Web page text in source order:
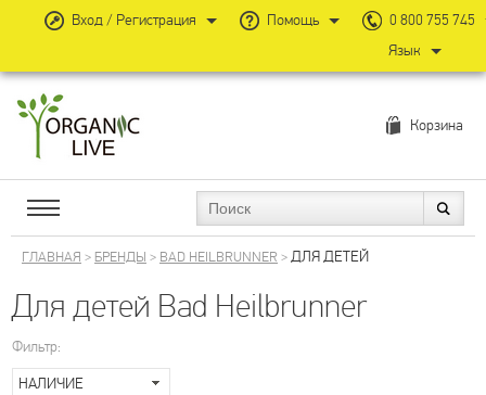
Корзина
ГЛАВНАЯ > БРЕНДЫ > BAD HEILBRUNNER >ДЛЯ ДЕТЕЙ
Для детей Bad Heilbrunner
Фильтр:
НАЛИЧИЕ
Вход / Регистрация Помощь
0 800 755 745
Язык